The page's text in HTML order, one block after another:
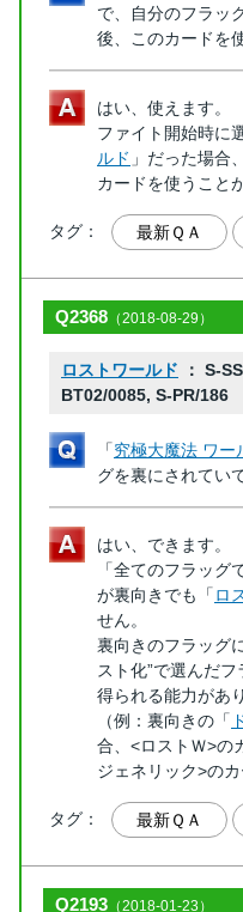
で、自分のフラッ
後、このカードを
はい、使えます。
ファイト開始時に
ルド 」だった場合
カードを使うこと
タグ： 最新ＱＡ
Q2368 （2018-08-29）
ロストワールド ： S-
BT02/0085, S-PR/186
「究極大魔法 ワー
グを裏にされてい
はい、できます。
「全てのフラッ
が裏向きでも「 ロ
せん。
裏向きのフラッグ
スト化”で選んだフ
得られる能力があ
（例：裏向きの「
合、<ロストＷ>の
ジェネリック>のカ
タグ： 最新ＱＡ
Q2193 （2018-01-23）